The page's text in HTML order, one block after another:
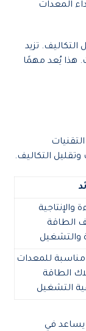
المعدات
التكاليف. تزيد
هذا يُعد مهمًا
التكاليف.
والإنتاجية
الطاقة
والتشغيل
للمعدات
الطاقة
التشغيل
يساعد في